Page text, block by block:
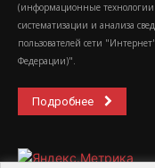
(информационные технологии
систематизации и анализа
пользователей сети
Федерации)".
Подробнее